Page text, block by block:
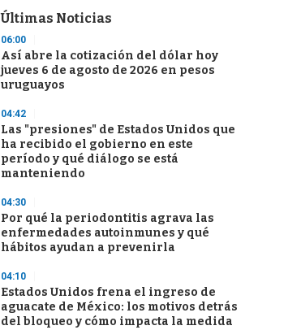
Últimas Noticias
06:00
Así abre la cotización del dólar hoy
jueves 6 de agosto de 2026 en pesos
uruguayos
04:42
Las "presiones" de Estados Unidos que
ha recibido el gobierno en este
período y qué diálogo se está
manteniendo
04:30
Por qué la periodontitis agrava las
enfermedades autoinmunes y qué
hábitos ayudan a prevenirla
04:10
Estados Unidos frena el ingreso de
aguacate de México: los motivos detrás
del bloqueo y cómo impacta la medida